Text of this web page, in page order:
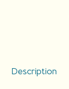
Description